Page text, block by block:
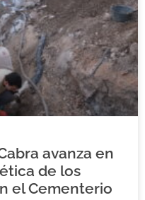
avanza en
de los
el Cementerio